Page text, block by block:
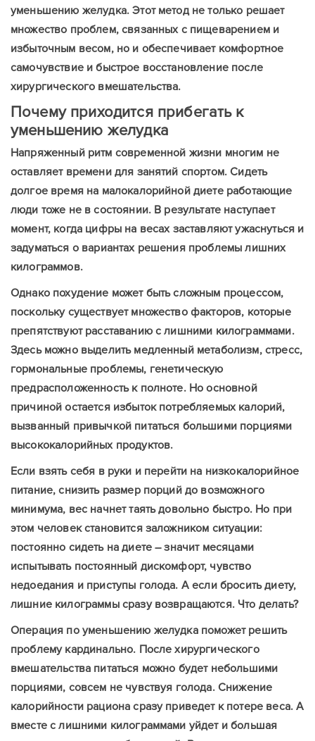
уменьшению желудка. Этот метод не только решает
множество проблем, связанных с пищеварением и
избыточным весом, но и обеспечивает комфортное
самочувствие и быстрое восстановление после
хирургического вмешательства.
Почему приходится прибегать к
уменьшению желудка
Напряженный ритм современной жизни многим не
оставляет времени для занятий спортом. Сидеть
долгое время на малокалорийной диете работающие
люди тоже не в состоянии. В результате наступает
момент, когда цифры на весах заставляют ужаснуться и
задуматься о вариантах решения проблемы лишних
килограммов.
Однако похудение может быть сложным процессом,
поскольку существует множество факторов, которые
препятствуют расставанию с лишними килограммами.
Здесь можно выделить медленный метаболизм, стресс,
гормональные проблемы, генетическую
предрасположенность к полноте. Но основной
причиной остается избыток потребляемых калорий,
вызванный привычкой питаться большими порциями
высококалорийных продуктов.
Если взять себя в руки и перейти на низкокалорийное
питание, снизить размер порций до возможного
минимума, вес начнет таять довольно быстро. Но при
этом человек становится заложником ситуации:
постоянно сидеть на диете – значит месяцами
испытывать постоянный дискомфорт, чувство
недоедания и приступы голода. А если бросить диету,
лишние килограммы сразу возвращаются. Что делать?
Операция по уменьшению желудка поможет решить
проблему кардинально. После хирургического
вмешательства питаться можно будет небольшими
порциями, совсем не чувствуя голода. Снижение
калорийности рациона сразу приведет к потере веса. А
вместе с лишними килограммами уйдет и большая